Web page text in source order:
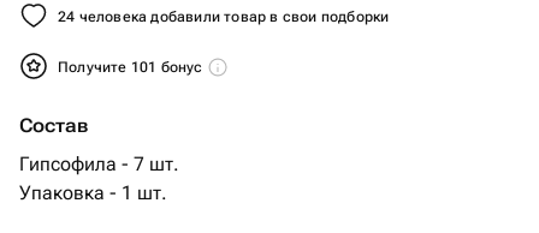
24 человека добавили товар в свои подборки
Получите 101 бонус
Состав
Гипсофила - 7 шт.
Упаковка - 1 шт.